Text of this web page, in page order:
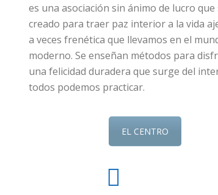
es una asociación sin ánimo de lucro que
creado para traer paz interior a la vida
a veces frenética que llevamos en el
moderno. Se enseñan métodos para
una felicidad duradera que surge del
todos podemos practicar.
EL CENTRO